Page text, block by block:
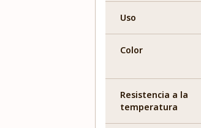
Uso
Color
Resistencia a la
temperatura